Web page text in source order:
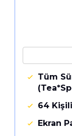
Tüm
64
Ekran